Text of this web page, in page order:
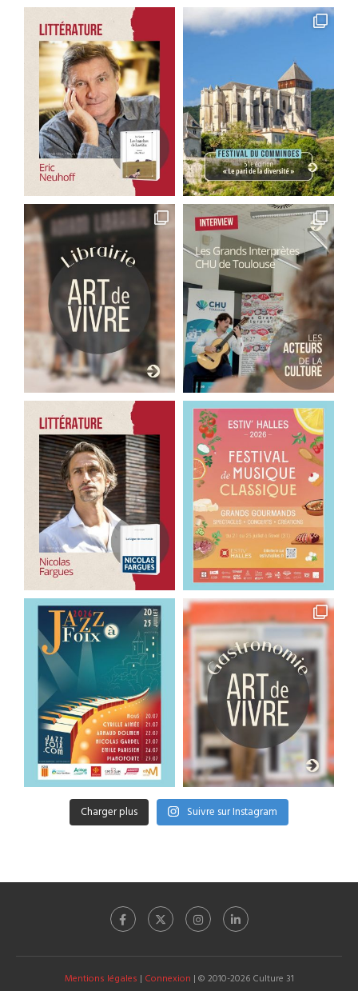
Charger plus Suivre sur Instagram
Mentions légales | Connexion | © 2010-2026 Culture 31